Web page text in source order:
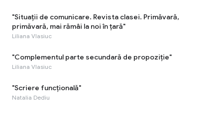
"Situaţii de comunicare. Revista clasei. Primăvară,
primăvară, mai rămâi la noi în țară"
Liliana Vlasiuc
"Complementul parte secundară de propoziție"
Liliana Vlasiuc
"Scriere funcțională"
Natalia Dediu